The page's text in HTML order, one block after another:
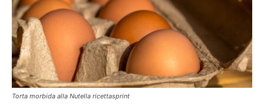
Torta morbida alla Nutella ricettasprint